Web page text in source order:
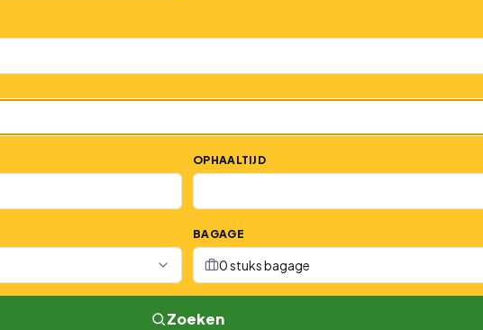
OPHAALTIJD
BAGAGE
0 stuks bagage
Zoeken